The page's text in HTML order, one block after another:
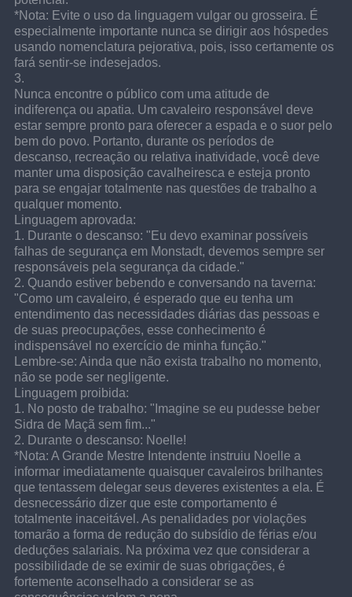
*Nota: Evite o uso da linguagem vulgar ou grosseira. É
especialmente importante nunca se dirigir aos hóspedes
usando nomenclatura pejorativa, pois, isso certamente os
fará sentir-se indesejados.
3.
Nunca encontre o público com uma atitude de
indiferença ou apatia. Um cavaleiro responsável deve
estar sempre pronto para oferecer a espada e o suor pelo
bem do povo. Portanto, durante os períodos de
descanso, recreação ou relativa inatividade, você deve
manter uma disposição cavalheiresca e esteja pronto
para se engajar totalmente nas questões de trabalho a
qualquer momento.
Linguagem aprovada:
1. Durante o descanso: "Eu devo examinar possíveis
falhas de segurança em Monstadt, devemos sempre ser
responsáveis pela segurança da cidade."
2. Quando estiver bebendo e conversando na taverna:
"Como um cavaleiro, é esperado que eu tenha um
entendimento das necessidades diárias das pessoas e
de suas preocupações, esse conhecimento é
indispensável no exercício de minha função."
Lembre-se: Ainda que não exista trabalho no momento,
não se pode ser negligente.
Linguagem proibida:
1. No posto de trabalho: "Imagine se eu pudesse beber
Sidra de Maçã sem fim..."
2. Durante o descanso: Noelle!
*Nota: A Grande Mestre Intendente instruiu Noelle a
informar imediatamente quaisquer cavaleiros brilhantes
que tentassem delegar seus deveres existentes a ela. É
desnecessário dizer que este comportamento é
totalmente inaceitável. As penalidades por violações
tomarão a forma de redução do subsídio de férias e/ou
deduções salariais. Na próxima vez que considerar a
possibilidade de se eximir de suas obrigações, é
fortemente aconselhado a considerar se as